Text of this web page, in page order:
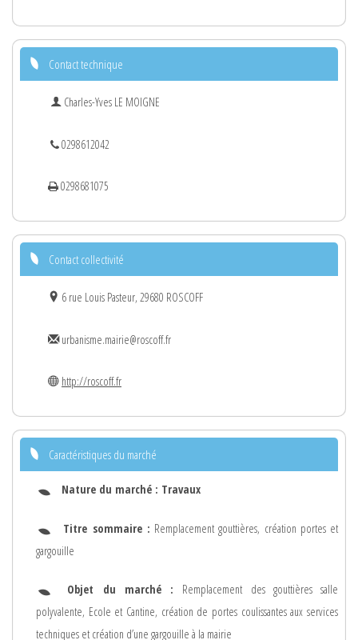
Contact technique
Charles-Yves LE MOIGNE
0298612042
0298681075
Contact collectivité
6 rue Louis Pasteur, 29680 ROSCOFF
urbanisme.mairie@roscoff.fr
http://roscoff.fr
Caractéristiques du marché
Nature du marché : Travaux
Titre sommaire : Remplacement gouttières, création portes et
gargouille
Objet du marché : Remplacement des gouttières salle
polyvalente, Ecole et Cantine, création de portes coulissantes aux services
techniques et création d’une gargouille à la mairie